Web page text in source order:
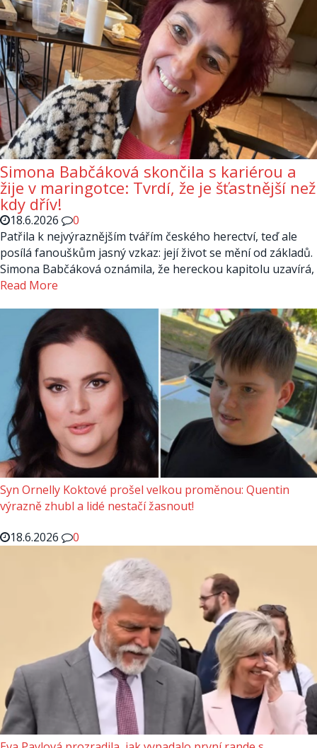
Simona Babčáková skončila s kariérou a
žije v maringotce: Tvrdí, že je šťastnější než
kdy dřív!
18.6.2026
0
Patřila k nejvýraznějším tvářím českého herectví, teď ale
posílá fanouškům jasný vzkaz: její život se mění od základů.
Simona Babčáková oznámila, že hereckou kapitolu uzavírá,
Read More
Syn Ornelly Koktové prošel velkou proměnou: Quentin
výrazně zhubl a lidé nestačí žasnout!
18.6.2026
0